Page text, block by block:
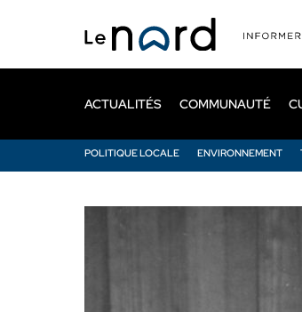
principal
ACTUALITÉS
POLITIQUE LOCALE ENVIRONNEMENT
COMMUNAUTÉ